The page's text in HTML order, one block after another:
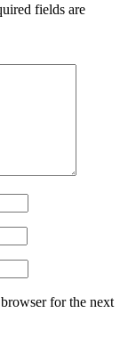
fields are
for the next